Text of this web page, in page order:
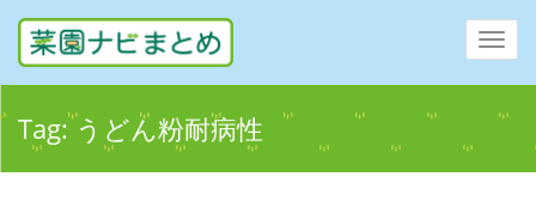
Tag:うどん粉耐病性